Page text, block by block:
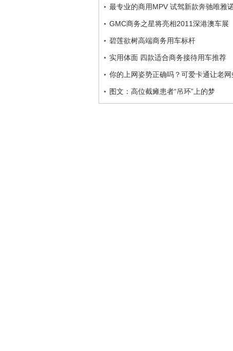
最专业的商用MPV 试驾新款奔驰唯雅
GMC商务之星将亮相2011深港澳车展
碧莲欲树高端商务用车标杆
实用体面 四款适合商务接待用车推荐
你的上网姿势正确吗？可爱卡通让老
图文：高位截瘫患者“吊环”上的梦